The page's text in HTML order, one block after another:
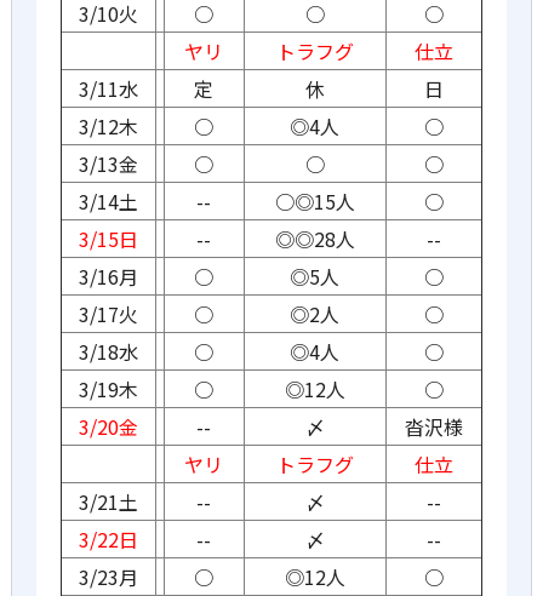
3/10火
○ ○
○
ヤリ
トラフグ
仕立
3/11水
定 休
日
3/12木
○ ◎4人
○
3/13金
○ ○
○
3/14土
-- ○◎15人
○
3/15日
-- ◎◎28人
--
3/16月
○ ◎5人
○
3/17火
○ ◎2人
○
3/18水
○ ◎4人
○
3/19木
○ ◎12人
○
3/20金
-- 〆
沓沢様
ヤリ
トラフグ
仕立
3/21土
-- 〆
--
3/22日
-- 〆
--
3/23月
○ ◎12人 ○